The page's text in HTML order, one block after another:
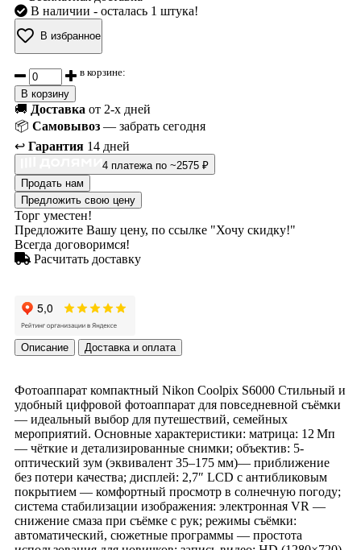
В наличии - осталась 1 штука!
В избранное
в корзине:
В корзину
🚚 Доставка от 2-х дней
📦 Самовывоз — забрать сегодня
↩️ Гарантия 14 дней
4 платежа по ~2575 ₽
Продать нам
Предложить свою цену
Торг уместен!
Предложите Вашу цену, по ссылке "Хочу скидку!"
Всегда договоримся!
Расчитать доставку
Описание Доставка и оплата
Фотоаппарат компактный Nikon Coolpix S6000 Стильный и
удобный цифровой фотоаппарат для повседневной съёмки
— идеальный выбор для путешествий, семейных
мероприятий. Основные характеристики: матрица: 12 Мп
— чёткие и детализированные снимки; объектив: 5-
оптический зум (эквивалент 35–175 мм)— приближение
без потери качества; дисплей: 2,7″ LCD с антибликовым
покрытием — комфортный просмотр в солнечную погоду;
система стабилизации изображения: электронная VR —
снижение смаза при съёмке с рук; режимы съёмки:
автоматический, сюжетные программы — простота